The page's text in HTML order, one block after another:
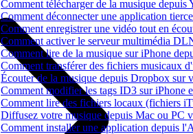
Comment télécharger de la musique
Comment déconnecter une application
Comment enregistrer une vidéo tout en
Comment activer le serveur multimédia
Comment lire de la musique sur iPhone
Comment transférer des fichiers musicaux
Écouter de la musique depuis Dropbox sur
Comment modifier les tags ID3 sur iPhone
Comment lire des fichiers locaux (fichiers
Diffusez votre musique depuis Mac ou PC
Comment installer une application depuis